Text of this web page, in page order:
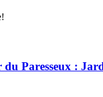
du Paresseux :